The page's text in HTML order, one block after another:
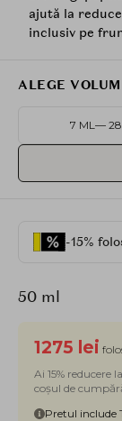
ajută la
inclusiv pe
ALEGE VOLUM
7 ML—
-15%
50 ml
1275 lei
Ai 15% reducere
coșul de
Pretul include